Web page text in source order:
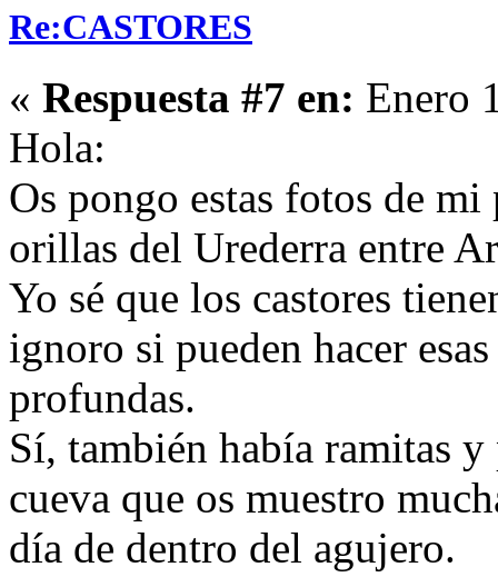
Re:CASTORES
« Respuesta #7 en: Enero
Hola:
Os pongo estas fotos de mi
orillas del Urederra entre
Yo sé que los castores
ignoro si pueden hacer
profundas.
Sí, también había ramitas
cueva que os muestro
día de dentro del agujero.